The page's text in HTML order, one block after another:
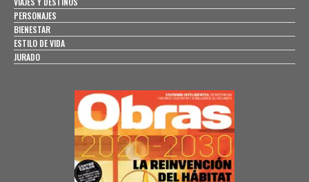
PERSONAJES
BIENESTAR
ESTILO DE VIDA
JURADO